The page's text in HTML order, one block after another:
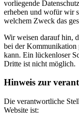
vorliegende
erheben und wofür wir
welchem Zweck das
Wir weisen darauf hin,
bei der Kommunikation
kann. Ein lückenloser
Dritte ist nicht möglich.
Hinweis zur
Die verantwortliche
Website ist: